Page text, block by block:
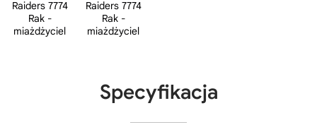
Specyfikacja